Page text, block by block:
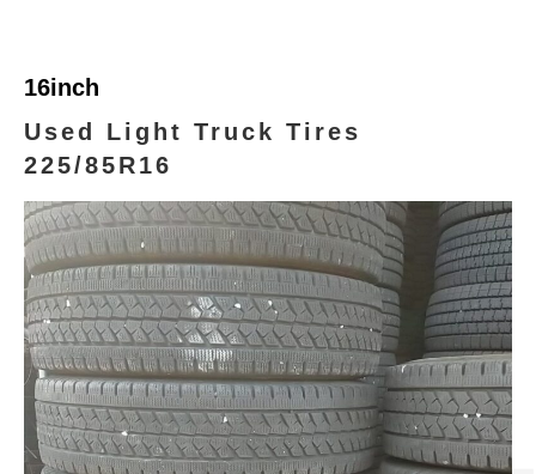
16inch
Used Light Truck Tires
225/85R16